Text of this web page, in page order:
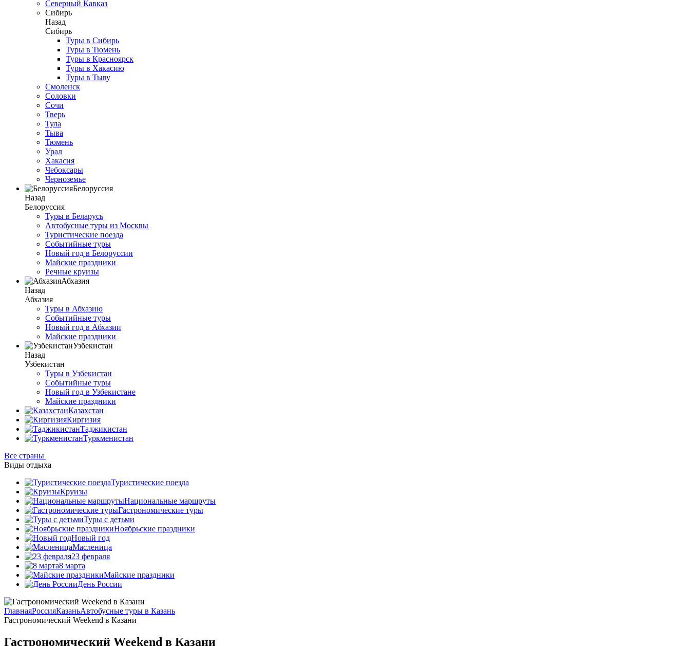
Северный Кавказ
Сибирь
Назад
Сибирь
Туры в Сибирь
Туры в Тюмень
Туры в Красноярск
Туры в Хакасию
Туры в Тыву
Смоленск
Соловки
Сочи
Тверь
Тула
Тыва
Тюмень
Урал
Хакасия
Чебоксары
Черноземье
Белоруссия
Назад
Белоруссия
Туры в Беларусь
Автобусные туры из Москвы
Туристические поезда
Событийные туры
Новый год в Белоруссии
Майские праздники
Речные круизы
Абхазия
Назад
Абхазия
Туры в Абхазию
Событийные туры
Новый год в Абхазии
Майские праздники
Узбекистан
Назад
Узбекистан
Туры в Узбекистан
Событийные туры
Новый год в Узбекистане
Майские праздники
Казахстан
Киргизия
Таджикистан
Туркменистан
Все страны
Виды отдыха
Туристические поезда
Круизы
Национальные маршруты
Гастрономические туры
Туры с детьми
Ноябрьские праздники
Новый год
Масленица
23 февраля
8 марта
Майские праздники
День России
ГлавнаяРоссияКазаньАвтобусные туры в Казань
Гастрономический Weekend в Казани
Гастрономический Weekend в Казани